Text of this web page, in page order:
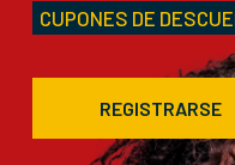
CUPONES DE
REGISTRARSE